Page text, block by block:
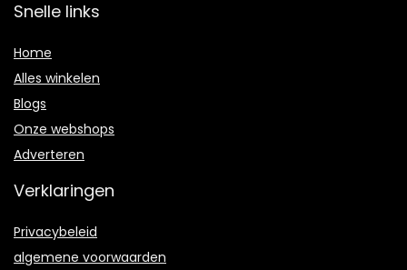
Snelle links
Home
Alles winkelen
Blogs
Onze webshops
Adverteren
Verklaringen
Privacybeleid
algemene voorwaarden